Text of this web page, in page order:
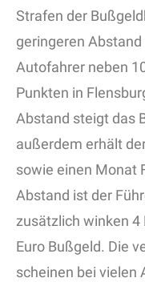
Strafen der
geringeren
Autofahrer neben
Punkten in
Abstand steigt das
außerdem erhält
sowie einen Monat
Abstand ist der
zusätzlich winken 4
Euro Bußgeld. Die
scheinen bei vielen